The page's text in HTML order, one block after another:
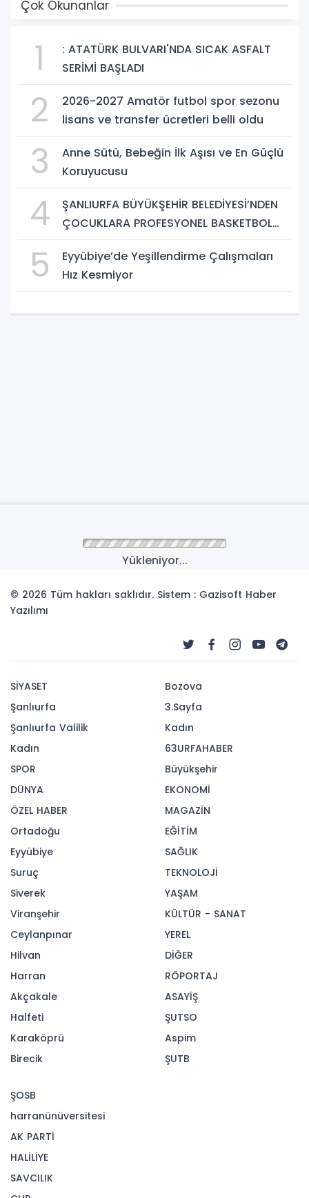
Çok Okunanlar
1
: ATATÜRK BULVARI'NDA SICAK ASFALT
SERİMİ BAŞLADI
2
2026-2027 Amatör futbol spor sezonu
lisans ve transfer ücretleri belli oldu
3
Anne Sütü, Bebeğin İlk Aşısı ve En Güçlü
Koruyucusu
4
ŞANLIURFA BÜYÜKŞEHİR BELEDİYESİ’NDEN
ÇOCUKLARA PROFESYONEL BASKETBOL
5
Eyyübiye’de Yeşillendirme Çalışmaları
Hız Kesmiyor
GÜNCEL
Kütahya Kent Konseyi
Başkanlığına Cebeci
Kent Konseyi Genel Kurul Toplantısı’nda yapılan
seçim sonucunda mevcut Başkan Bülent
Cebeci’nin yeniden Kent Konseyi Başkanlığına
seçildiği bildirildi.
221OKUNMA
Güncelleme : 09-07-2026 10:33
Kütahya Belediyesi, Kent Konseyi Genel Kurul
Toplantısı’nda yapılan seçim sonucunda
mevcut Başkan Bülent Cebeci’nin yeniden
Kent Konseyi Başkanı seçildi.
Açıklamada, genel kurulda yeni dönem
yönetim kurulunun belirlendiği, katılımcı
yönetim anlayışı, ortak akıl ve kurumlar arası
iş birliğini güçlendirmeye yönelik çalışmaların
ele alındığı belirtildi.
Kütahya Belediye Başkanı Eyüp Kahveci, kent
konseylerinin katılımcı demokrasinin önemli